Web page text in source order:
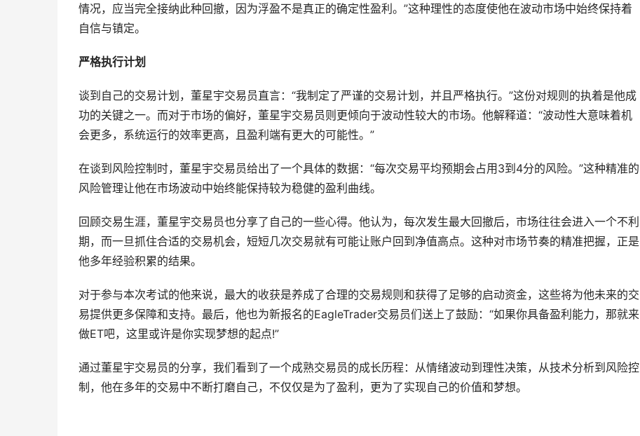
情况，应当完全接纳此种回撤，因为浮盈不是真正的确定性盈利。”这种理性的态度使他在波动市场中始终保持着
自信与镇定。
严格执行计划
谈到自己的交易计划，董星宇交易员直言：“我制定了严谨的交易计划，并且严格执行。”这份对规则的执着是他成
功的关键之一。而对于市场的偏好，董星宇交易员则更倾向于波动性较大的市场。他解释道：“波动性大意味着机
会更多，系统运行的效率更高，且盈利端有更大的可能性。”
在谈到风险控制时，董星宇交易员给出了一个具体的数据：“每次交易平均预期会占用3到4分的风险。”这种精准的
风险管理让他在市场波动中始终能保持较为稳健的盈利曲线。
回顾交易生涯，董星宇交易员也分享了自己的一些心得。他认为，每次发生最大回撤后，市场往往会进入一个不利
期，而一旦抓住合适的交易机会，短短几次交易就有可能让账户回到净值高点。这种对市场节奏的精准把握，正是
他多年经验积累的结果。
对于参与本次考试的他来说，最大的收获是养成了合理的交易规则和获得了足够的启动资金，这些将为他未来的交
易提供更多保障和支持。最后，他也为新报名的EagleTrader交易员们送上了鼓励：“如果你具备盈利能力，那就来
做ET吧，这里或许是你实现梦想的起点!”
通过董星宇交易员的分享，我们看到了一个成熟交易员的成长历程：从情绪波动到理性决策，从技术分析到风险控
制，他在多年的交易中不断打磨自己，不仅仅是为了盈利，更为了实现自己的价值和梦想。